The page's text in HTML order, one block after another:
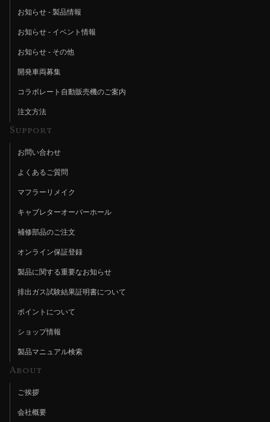
お知らせ - 製品情報
お知らせ - イベント情報
お知らせ - その他
開発車両募集
コラボレート自動販売機のご案内
注文方法
Support
お問い合わせ
よくあるご質問
マフラーリメイク
キャブレターオーバーホール
補修部品のご注文
オンライン保証登録
製品に関する重要なお知らせ
排出ガス試験結果証明書について
ポイントについて
ショップ情報
製品マニュアル検索
About
ご挨拶
会社概要